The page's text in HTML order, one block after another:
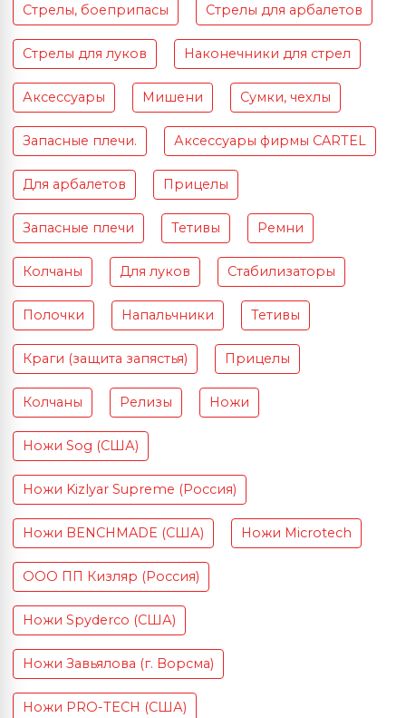
Стрелы, боеприпасы Стрелы для арбалетов
Стрелы для луков Наконечники для стрел
Аксессуары Мишени Сумки, чехлы
Запасные плечи. Аксессуары фирмы CARTEL
Для арбалетов Прицелы
Запасные плечи Тетивы Ремни
Колчаны Для луков Стабилизаторы
Полочки Напальчники Тетивы
Краги (защита запястья) Прицелы
Колчаны Релизы Ножи
Ножи Sog (США)
Ножи Kizlyar Supreme (Россия)
Ножи BENCHMADE (США) Ножи Microtech
ООО ПП Кизляр (Россия)
Ножи Spyderco (США)
Ножи Завьялова (г. Ворсма)
Ножи PRO-TECH (США)